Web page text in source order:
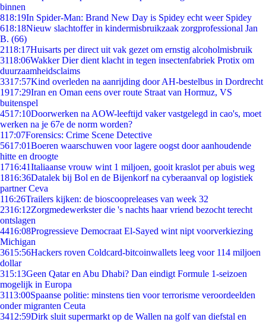
binnen
818:19In Spider-Man: Brand New Day is Spidey echt weer Spidey
618:18Nieuw slachtoffer in kindermisbruikzaak zorgprofessional Jan
B. (66)
2118:17Huisarts per direct uit vak gezet om ernstig alcoholmisbruik
3118:06Wakker Dier dient klacht in tegen insectenfabriek Protix om
duurzaamheidsclaims
3317:57Kind overleden na aanrijding door AH-bestelbus in Dordrecht
1917:29Iran en Oman eens over route Straat van Hormuz, VS
buitenspel
4517:10Doorwerken na AOW-leeftijd vaker vastgelegd in cao's, moet
werken na je 67e de norm worden?
117:07Forensics: Crime Scene Detective
5617:01Boeren waarschuwen voor lagere oogst door aanhoudende
hitte en droogte
1716:41Italiaanse vrouw wint 1 miljoen, gooit kraslot per abuis weg
1816:36Datalek bij Bol en de Bijenkorf na cyberaanval op logistiek
partner Ceva
116:26Trailers kijken: de bioscoopreleases van week 32
2316:12Zorgmedewerkster die 's nachts haar vriend bezocht terecht
ontslagen
4416:08Progressieve Democraat El-Sayed wint nipt voorverkiezing
Michigan
3615:56Hackers roven Coldcard-bitcoinwallets leeg voor 114 miljoen
dollar
315:13Geen Qatar en Abu Dhabi? Dan eindigt Formule 1-seizoen
mogelijk in Europa
3113:00Spaanse politie: minstens tien voor terrorisme veroordeelden
onder migranten Ceuta
3412:59Dirk sluit supermarkt op de Wallen na golf van diefstal en